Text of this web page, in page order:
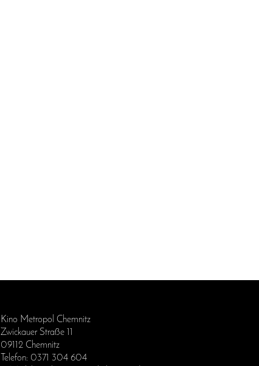
Kino Metropol Chemnitz
Zwickauer Straße 11
09112 Chemnitz
Telefon: 0371 304 604